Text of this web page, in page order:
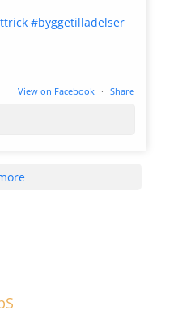
#byggetilladelser
View on Facebook · Share